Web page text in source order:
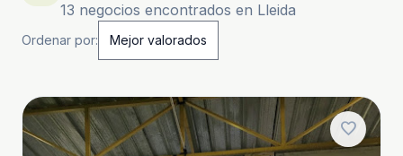
13 negocios encontrados en Lleida
Ordenar por:
favorite